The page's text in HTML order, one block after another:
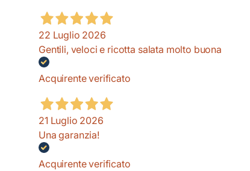
22 Luglio 2026
Gentili, veloci e ricotta salata molto buona
Acquirente verificato
21 Luglio 2026
Una garanzia!
Acquirente verificato